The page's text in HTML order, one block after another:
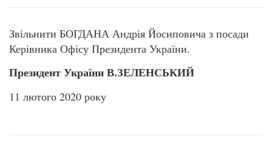
Звільнити БОГДАНА Андрія Йосиповича з посади
Керівника Офісу Президента України.
Президент України В.ЗЕЛЕНСЬКИЙ
11 лютого 2020 року